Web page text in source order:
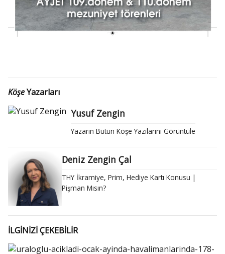
KöşeYazarları
Yusuf Zengin
Yazarın Bütün Köşe Yazılarını Görüntüle
Deniz Zengin Çal
THY İkramiye, Prim, Hediye Kartı Konusu |
Pişman Mısın?
İLGİNİZİ ÇEKEBİLİR